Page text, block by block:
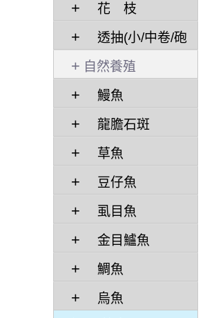
花 枝
透抽(小/中卷/砲
管)/ 干貝
自然養殖
鰻魚
龍膽石斑
草魚
豆仔魚
虱目魚
金目鱸魚
鯛魚
烏魚